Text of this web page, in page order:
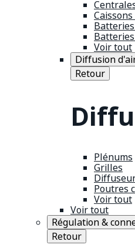
Voir tout
Diffusion
Retour
Plénums
Grilles
Poutres
Voir tout
Voir tout
Régulation &
Retour